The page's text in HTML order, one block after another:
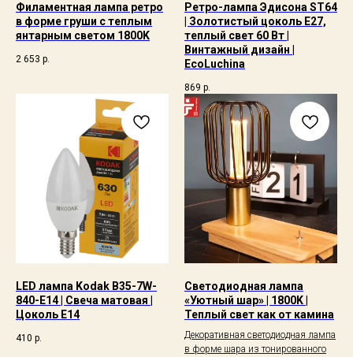
Филаментная лампа ретро
в форме груши с теплым
янтарным светом 1800K
2 653 р.
Ретро-лампа Эдисона ST64
| Золотистый цоколь E27,
теплый свет 60 Вт |
Винтажный дизайн |
EcoLuchina
869 р.
LED лампа Kodak B35-7W-
840-E14 | Свеча матовая |
Цоколь E14
410 р.
Светодиодная лампа
«Уютный шар» | 1800K |
Теплый свет как от камина
Декоративная светодиодная лампа
в форме шара из тонированного